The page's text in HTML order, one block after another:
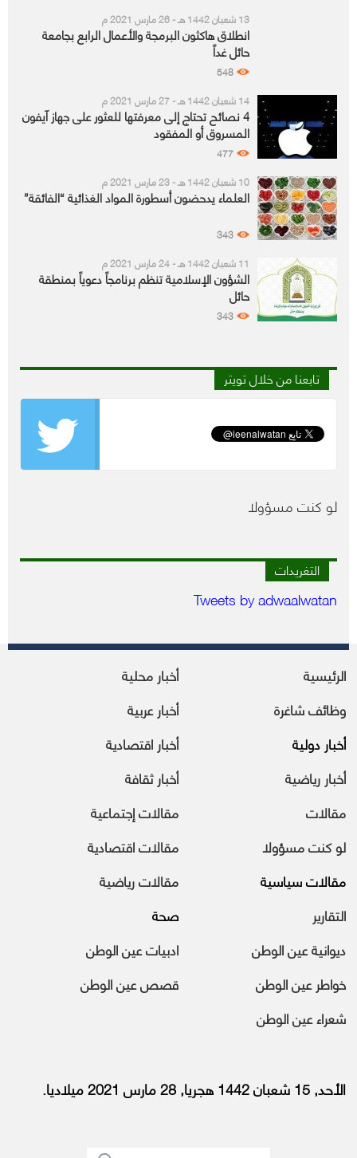
13 شعبان 1442 هـ - 26 مارس 2021 م
انطلاق هاكثون البرمجة والأعمال الرابع بجامعة
حائل غداً
548
14 شعبان 1442 هـ - 27 مارس 2021 م
4 نصائح تحتاج إلى معرفتها للعثور على جهاز آيفون
المسروق أو المفقود
477
10 شعبان 1442 هـ - 23 مارس 2021 م
العلماء يدحضون أسطورة المواد الغذائية “الفائقة”
343
11 شعبان 1442 هـ - 24 مارس 2021 م
الشؤون الإسلامية تنظم برنامجاً دعوياً بمنطقة
حائل
343
تابعنا من خلال تويتر
لو كنت مسؤولا
التغريدات
Tweets by adwaalwatan
الرئيسية
أخبار محلية
وظائف شاغرة
أخبار عربية
أخبار دولية
أخبار اقتصادية
أخبار رياضية
أخبار ثقافة
مقالات
مقالات إجتماعية
لو كنت مسؤولا
مقالات اقتصادية
مقالات سياسية
مقالات رياضية
التقارير
صحة
ديوانية عين الوطن
ادبيات عين الوطن
خواطر عين الوطن
قصص عين الوطن
شعراء عين الوطن
الأحد, 15 شعبان 1442 هجريا, 28 مارس 2021 ميلاديا.